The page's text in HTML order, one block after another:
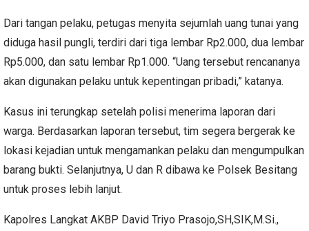
Dari tangan pelaku, petugas menyita sejumlah uang tunai yang
diduga hasil pungli, terdiri dari tiga lembar Rp2.000, dua lembar
Rp5.000, dan satu lembar Rp1.000. “Uang tersebut rencananya
akan digunakan pelaku untuk kepentingan pribadi,” katanya.
Kasus ini terungkap setelah polisi menerima laporan dari
warga. Berdasarkan laporan tersebut, tim segera bergerak ke
lokasi kejadian untuk mengamankan pelaku dan mengumpulkan
barang bukti. Selanjutnya, U dan R dibawa ke Polsek Besitang
untuk proses lebih lanjut.
Kapolres Langkat AKBP David Triyo Prasojo,SH,SIK,M.Si.,